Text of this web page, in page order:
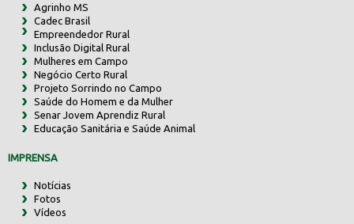
Agrinho MS
Cadec Brasil
Empreendedor Rural
Inclusão Digital Rural
Mulheres em Campo
Negócio Certo Rural
Projeto Sorrindo no Campo
Saúde do Homem e da Mulher
Senar Jovem Aprendiz Rural
Educação Sanitária e Saúde Animal
IMPRENSA
Notícias
Fotos
Vídeos